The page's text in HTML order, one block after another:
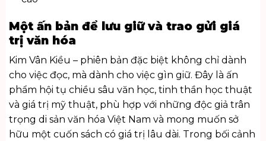
Một ấn bản để lưu giữ và trao gửi giá
trị văn hóa
Kim Vân Kiều – phiên bản đặc biệt không chỉ dành
cho việc đọc, mà dành cho việc gìn giữ. Đây là ấn
phẩm hội tụ chiều sâu văn học, tinh thần học thuật
và giá trị mỹ thuật, phù hợp với những độc giả trân
trọng di sản văn hóa Việt Nam và mong muốn sở
hữu một cuốn sách có giá trị lâu dài. Trong bối cảnh